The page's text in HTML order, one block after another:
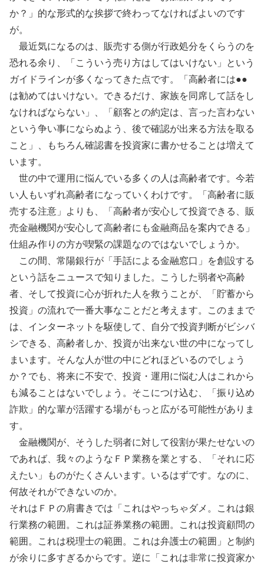
か？」的な形式的な挨拶で終わってなければよいのです
が。
最近気になるのは、販売する側が行政処分をくらうのを
恐れる余り、「こういう売り方はしてはいけない」という
ガイドラインが多くなってきた点です。「高齢者には●●
は勧めてはいけない。できるだけ、家族を同席して話をし
なければならない」、「顧客との約定は、言った言わない
という争い事にならぬよう、後で確認が出来る方法を取る
こと」、もちろん確認書を投資家に書かせることは増えて
います。
世の中で運用に悩んでいる多くの人は高齢者です。今若
い人もいずれ高齢者になっていくわけです。「高齢者に販
売する注意」よりも、「高齢者が安心して投資できる、販
売金融機関が安心して高齢者にも金融商品を案内できる」
仕組み作りの方が喫緊の課題なのではないでしょうか。
この間、常陽銀行が「手話による金融窓口」を創設する
という話をニュースで知りました。こうした弱者や高齢
者、そして投資に心が折れた人を救うことが、「貯蓄から
投資」の流れで一番大事なことだと考えます。このままで
は、インターネットを駆使して、自分で投資判断がビシバ
シできる、高齢者しか、投資が出来ない世の中になってし
まいます。そんな人が世の中にどれほどいるのでしょう
か？でも、将来に不安で、投資・運用に悩む人はこれから
も減ることはないでしょう。そこにつけ込む、「振り込め
詐欺」的な輩が活躍する場がもっと広がる可能性がありま
す。
金融機関が、そうした弱者に対して役割が果たせないの
であれば、我々のようなＦＰ業務を業とする、「それに応
えたい」ものがたくさんいます。いるはずです。なのに、
何故それができないのか。
それはＦＰの肩書きでは「これはやっちゃダメ。これは銀
行業務の範囲。これは証券業務の範囲。これは投資顧問の
範囲。これは税理士の範囲。これは弁護士の範囲」と制約
が余りに多すぎるからです。逆に「これは非常に投資家か